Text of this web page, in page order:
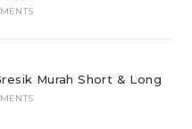
Murah Short & Long